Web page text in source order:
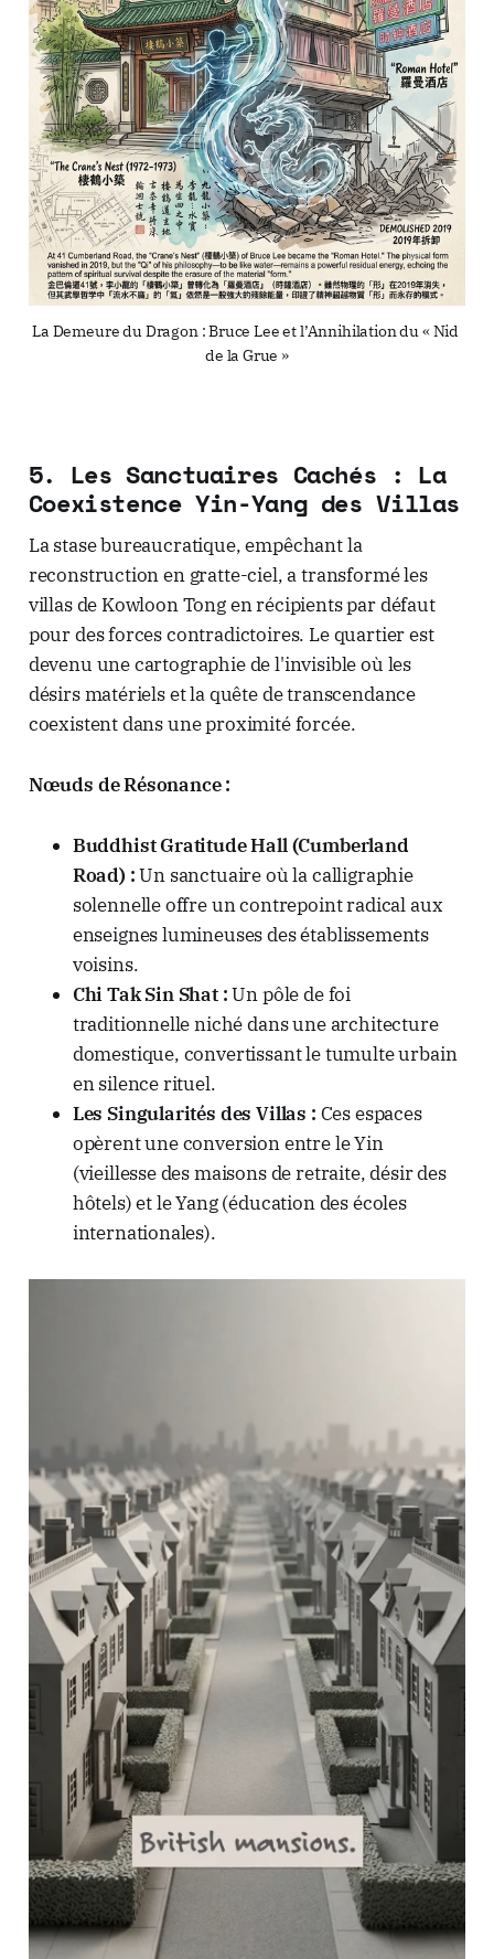
La Demeure du Dragon : Bruce Lee et l’Annihilation du « Nid
de la Grue »
5. Les Sanctuaires Cachés : La
Coexistence Yin-Yang des Villas
La stase bureaucratique, empêchant la
reconstruction en gratte-ciel, a transformé les
villas de Kowloon Tong en récipients par défaut
pour des forces contradictoires. Le quartier est
devenu une cartographie de l'invisible où les
désirs matériels et la quête de transcendance
coexistent dans une proximité forcée.
Nœuds de Résonance :
Buddhist Gratitude Hall (Cumberland
Road) :Un sanctuaire où la calligraphie
solennelle offre un contrepoint radical aux
enseignes lumineuses des établissements
voisins.
Chi Tak Sin Shat :Un pôle de foi
traditionnelle niché dans une architecture
domestique, convertissant le tumulte urbain
en silence rituel.
Les Singularités des Villas : Ces espaces
opèrent une conversion entre le Yin
(vieillesse des maisons de retraite, désir des
hôtels) et le Yang (éducation des écoles
internationales).